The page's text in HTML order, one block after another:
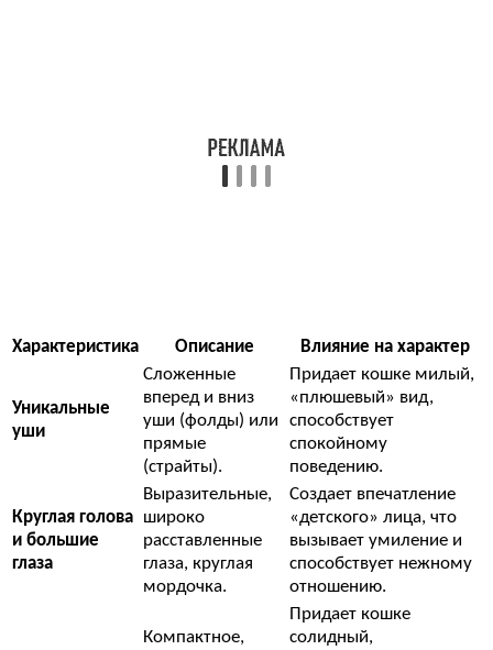
Характеристика Описание Влияние на характер
Уникальные
уши
Сложенные
вперед и вниз
уши (фолды) или
прямые
(страйты).
Придает кошке милый,
«плюшевый» вид,
способствует
спокойному
поведению.
Круглая голова
и большие
глаза
Выразительные,
широко
расставленные
глаза, круглая
мордочка.
Создает впечатление
«детского» лица, что
вызывает умиление и
способствует нежному
отношению.
Компактное,
Придает кошке
солидный,